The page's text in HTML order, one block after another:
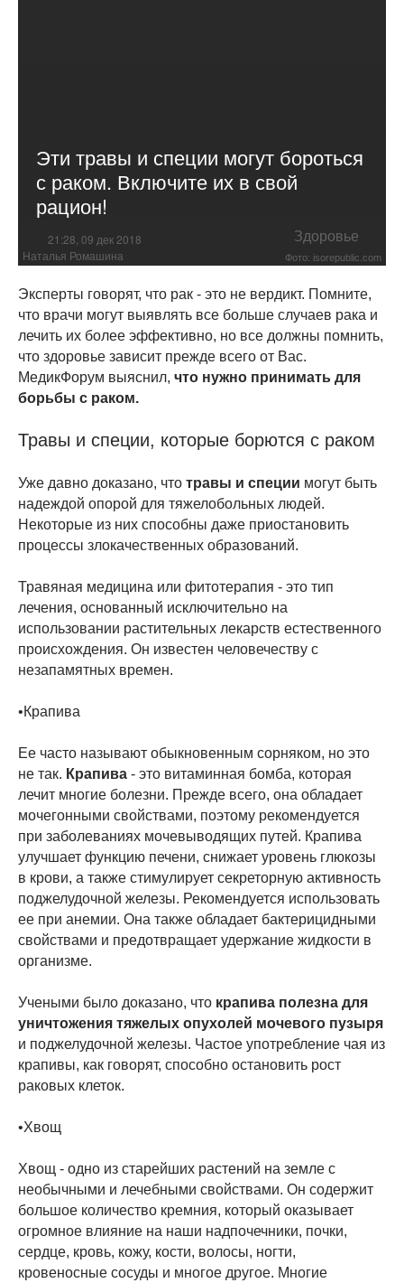
Эти травы и специи могут бороться
с раком. Включите их в свой
рацион!
21:28, 09 дек 2018 Здоровье
Наталья Ромашина Фото: isorepublic.com
Эксперты говорят, что рак - это не вердикт. Помните,
что врачи могут выявлять все больше случаев рака и
лечить их более эффективно, но все должны помнить,
что здоровье зависит прежде всего от Вас.
МедикФорум выяснил, что нужно принимать для
борьбы с раком.
Травы и специи, которые борются с раком
Уже давно доказано, что травы и специи могут быть
надеждой опорой для тяжелобольных людей.
Некоторые из них способны даже приостановить
процессы злокачественных образований.
Травяная медицина или фитотерапия - это тип
лечения, основанный исключительно на
использовании растительных лекарств естественного
происхождения. Он известен человечеству с
незапамятных времен.
•Крапива
Ее часто называют обыкновенным сорняком, но это
не так. Крапива - это витаминная бомба, которая
лечит многие болезни. Прежде всего, она обладает
мочегонными свойствами, поэтому рекомендуется
при заболеваниях мочевыводящих путей. Крапива
улучшает функцию печени, снижает уровень глюкозы
в крови, а также стимулирует секреторную активность
поджелудочной железы. Рекомендуется использовать
ее при анемии. Она также обладает бактерицидными
свойствами и предотвращает удержание жидкости в
организме.
Учеными было доказано, что крапива полезна для
уничтожения тяжелых опухолей мочевого пузыря
и поджелудочной железы. Частое употребление чая из
крапивы, как говорят, способно остановить рост
раковых клеток.
•Хвощ
Хвощ - одно из старейших растений на земле с
необычными и лечебными свойствами. Он содержит
большое количество кремния, который оказывает
огромное влияние на наши надпочечники, почки,
сердце, кровь, кожу, кости, волосы, ногти,
кровеносные сосуды и многое другое. Многие